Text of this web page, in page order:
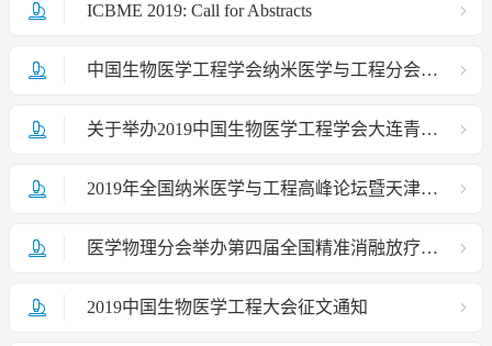
ICBME 2019: Call for Abstracts
中国生物医学工程学会纳米医学与工程分会换届选举会议在天津召开
关于举办2019中国生物医学工程学会大连青年论坛的通知（第一轮）
2019年全国纳米医学与工程高峰论坛暨天津市生物医学工程学会和天津市科协生命科学学会联合体学术年会在津召开
医学物理分会举办第四届全国精准消融放疗技术设备进展及规范化高级培训班
2019中国生物医学工程大会征文通知